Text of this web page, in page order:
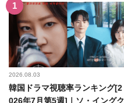
2026.08.03
韓国ドラマ視聴率ランキング[2
026年7月第5週]｜ソ・イングク